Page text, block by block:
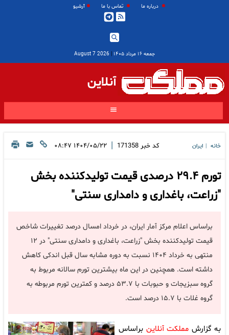
درباره ما تماس با ما آرشیو
جمعه ۱۶ مرداد ۱۴۰۵ |
2026 August 7
آنلاین
خانه ایران کد خبر 171358
| ۱۴۰۴/۰۵/۲۲ ۰۸:۴۷
تورم ۲۹.۴ درصدی قیمت تولیدکننده بخش
"زراعت، باغداری و دامداری سنتی"
براساس اعلام مرکز آمار ایران، در خرداد امسال درصد تغییرات شاخص
قیمت تولیدکننده بخش "زراعت، باغداری و دامداری سنتی" در ۱۲
منتهی به خرداد ۱۴۰۴ نسبت به دوره مشابه سال قبل اندکی کاهش
داشته‌ است. همچنین در این ماه بیشترین تورم سالانه مربوط به
گروه سبزیجات و حبوبات با ۵۳.۷ درصد و کمترین تورم مربوطه به
گروه غلات با ۱۵.۷ درصد است.
به گزارش مملکت آنلاین براساس